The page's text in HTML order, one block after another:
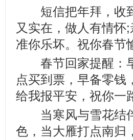
短信把年拜，收到
又实在，做人有情怀
准你乐坏。祝你春节
春节回家提醒：早
点买到票，早备零钱
给我报平安，祝你一
当寒风与雪花结伴
色，当大雁打点南归